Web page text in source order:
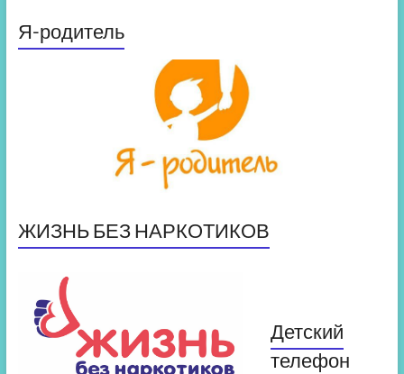
Я-родитель
ЖИЗНЬ БЕЗ НАРКОТИКОВ
Детский
телефон